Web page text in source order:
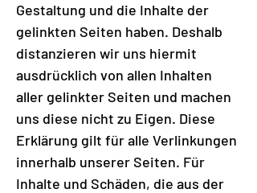
Gestaltung und die Inhalte der
gelinkten Seiten haben. Deshalb
distanzieren wir uns hiermit
ausdrücklich von allen Inhalten
aller gelinkter Seiten und machen
uns diese nicht zu Eigen. Diese
Erklärung gilt für alle Verlinkungen
innerhalb unserer Seiten. Für
Inhalte und Schäden, die aus der